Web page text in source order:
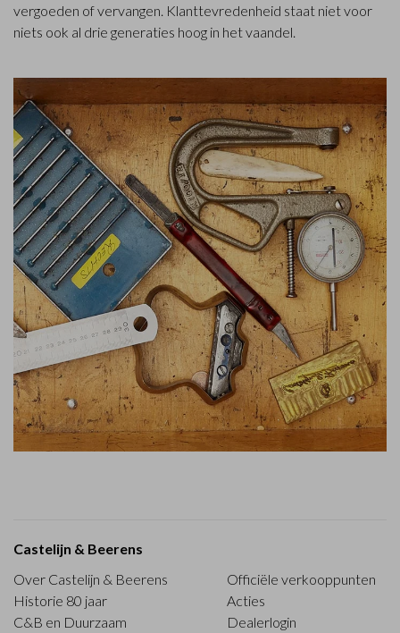
vergoeden of vervangen. Klanttevredenheid staat niet voor
niets ook al drie generaties hoog in het vaandel.
Castelijn & Beerens
Over Castelijn & Beerens
Historie 80 jaar
C&B en Duurzaam
Officiële verkooppunten
Acties
Dealerlogin